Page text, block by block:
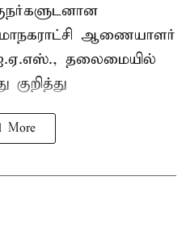
ஆணையாளர்
தலைமையில்
More